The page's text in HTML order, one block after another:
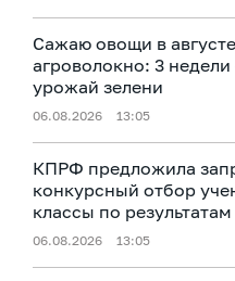
Сажаю овощи в
агроволокно: 3 недели
урожай зелени
06.08.2026 13:05
КПРФ предложила
конкурсный отбор
классы по
06.08.2026 13:05